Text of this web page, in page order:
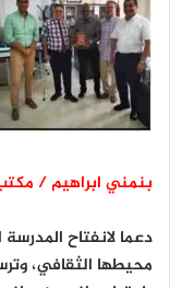
بنمني ابراهيم /
دعما لانفتاح
محيطها الثقافي،